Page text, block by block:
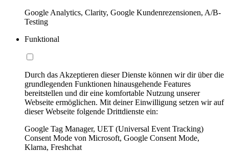
Google Analytics, Clarity, Google Kundenrezensionen, A/B-
Testing
Funktional
Durch das Akzeptieren dieser Dienste können wir dir über die
grundlegenden Funktionen hinausgehende Features
bereitstellen und dir eine komfortable Nutzung unserer
Webseite ermöglichen. Mit deiner Einwilligung setzen wir auf
dieser Webseite folgende Drittdienste ein:
Google Tag Manager, UET (Universal Event Tracking)
Consent Mode von Microsoft, Google Consent Mode,
Klarna, Freshchat